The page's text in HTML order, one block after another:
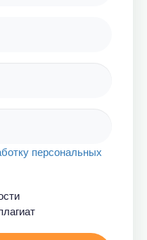
персональных